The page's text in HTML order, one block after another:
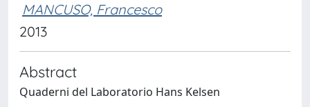
MANCUSO, Francesco
2013
Abstract
Quaderni del Laboratorio Hans Kelsen